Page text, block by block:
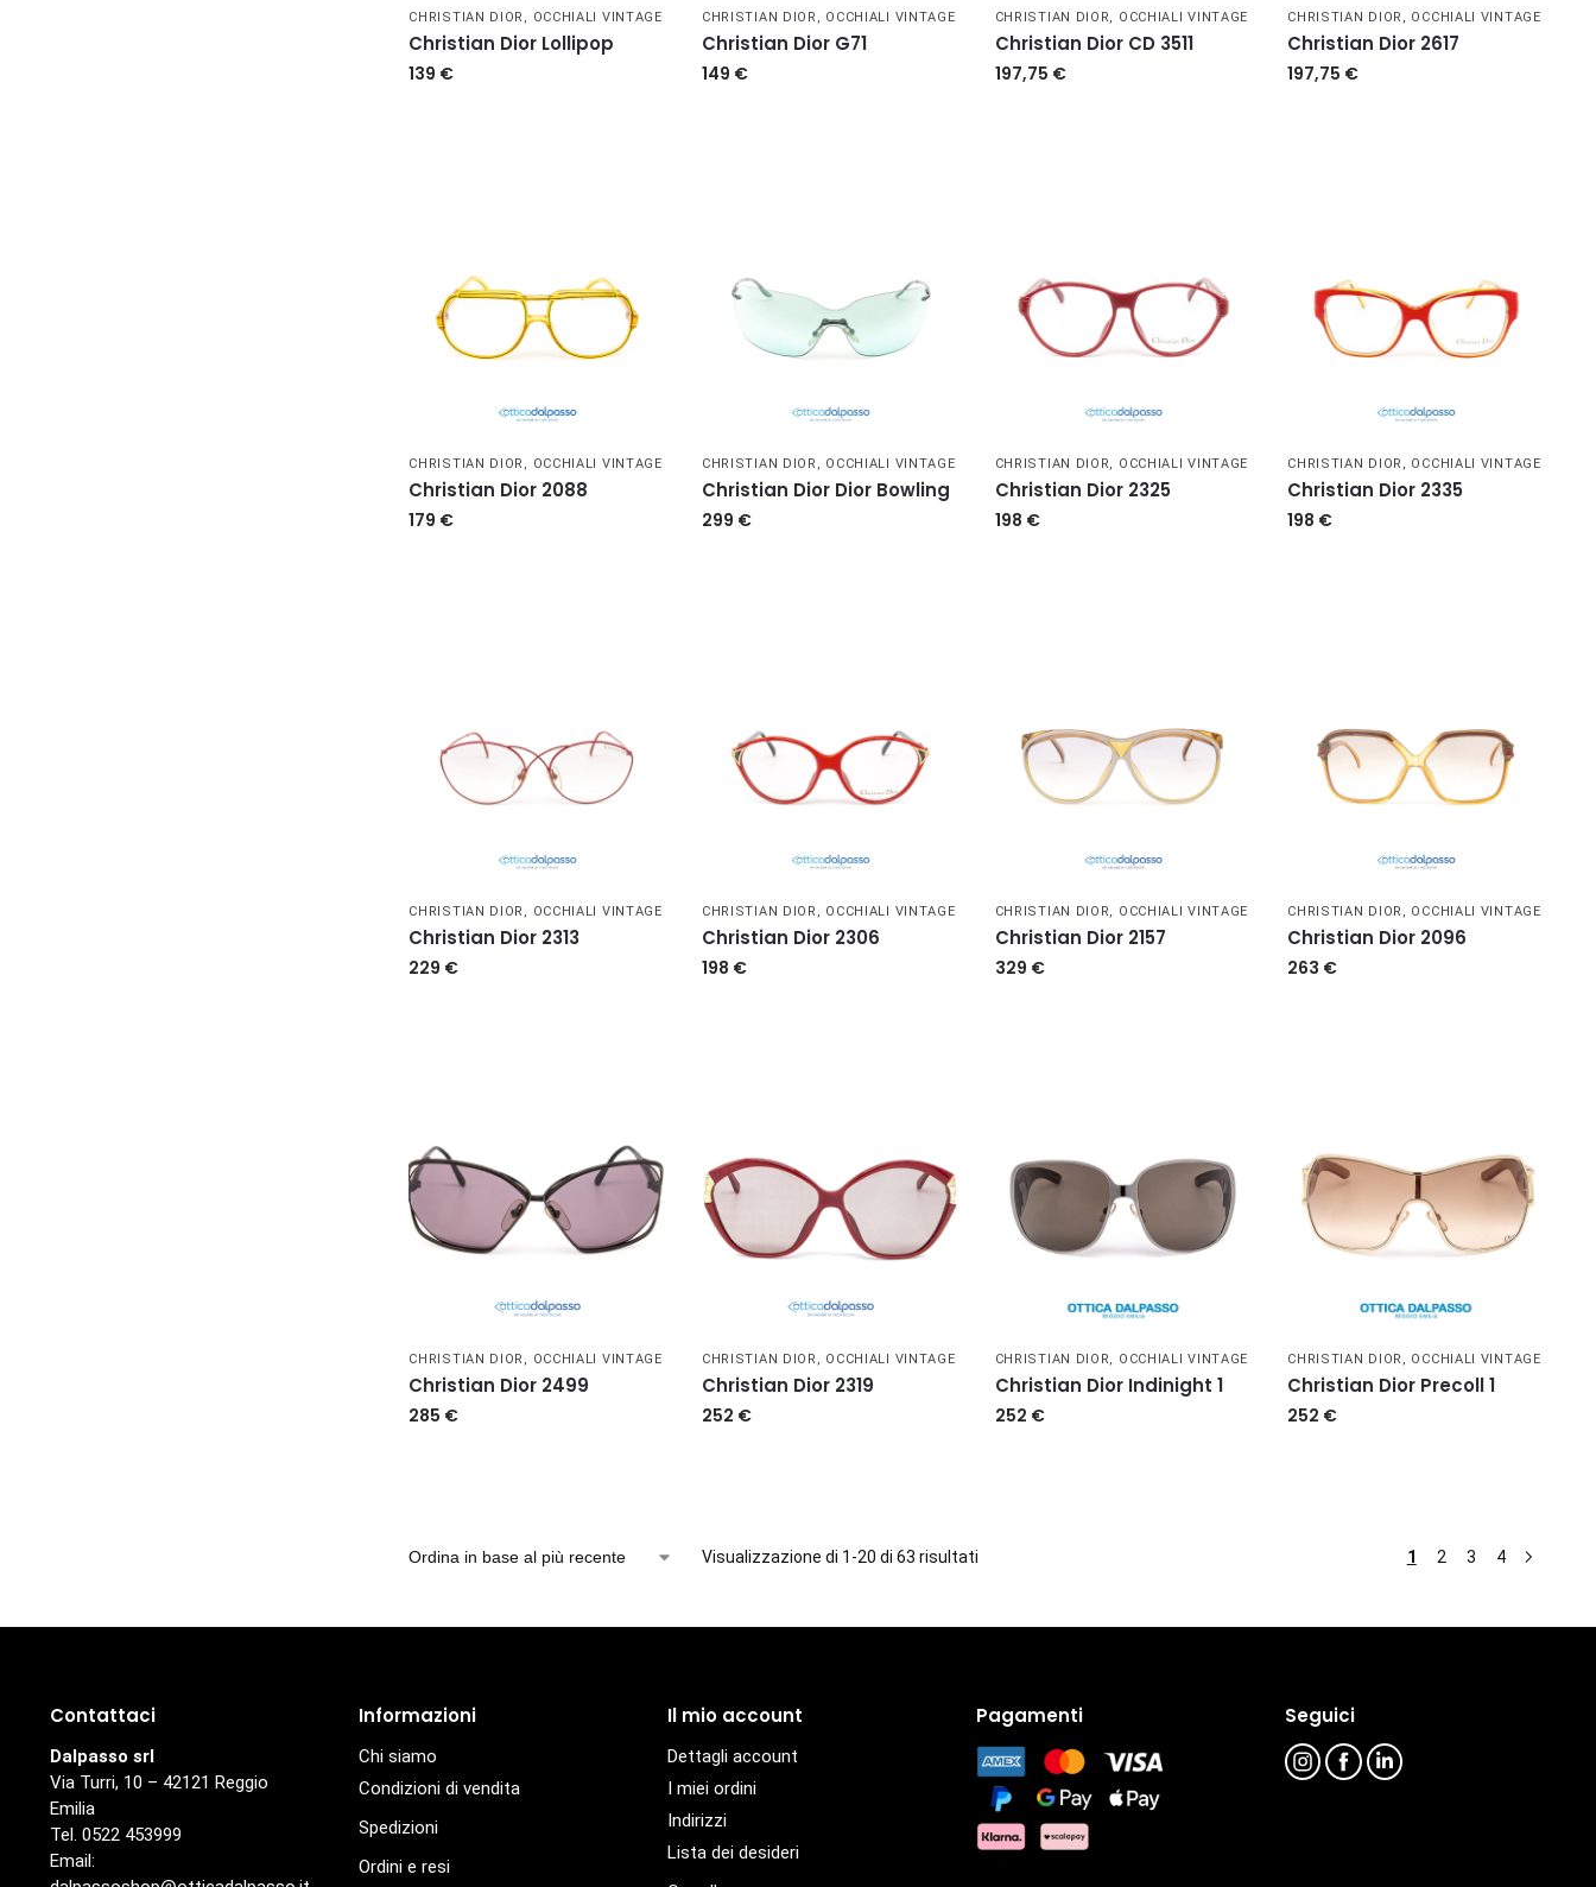
CHRISTIAN DIOR , OCCHIALI VINTAGE
Christian Dior Lollipop
139 €
CHRISTIAN DIOR , OCCHIALI VINTAGE
Christian Dior G71
149 €
CHRISTIAN DIOR, OCCHIALI VINTAGE
Christian Dior CD 3511
197,75 €
CHRISTIAN DIOR , OCCHIALI VINTAGE
Christian Dior 2617
197,75 €
CHRISTIAN DIOR , OCCHIALI VINTAGE
Christian Dior 2088
179 €
CHRISTIAN DIOR , OCCHIALI VINTAGE
Christian Dior Dior Bowling
299 €
CHRISTIAN DIOR, OCCHIALI VINTAGE
Christian Dior 2325
198 €
CHRISTIAN DIOR , OCCHIALI VINTAGE
Christian Dior 2335
198 €
CHRISTIAN DIOR , OCCHIALI VINTAGE
Christian Dior 2313
229 €
CHRISTIAN DIOR , OCCHIALI VINTAGE
Christian Dior 2306
198 €
CHRISTIAN DIOR, OCCHIALI VINTAGE
Christian Dior 2157
329 €
CHRISTIAN DIOR , OCCHIALI VINTAGE
Christian Dior 2096
263 €
CHRISTIAN DIOR , OCCHIALI VINTAGE
Christian Dior 2499
285 €
CHRISTIAN DIOR , OCCHIALI VINTAGE
Christian Dior 2319
252 €
CHRISTIAN DIOR, OCCHIALI VINTAGE
Christian Dior Indinight 1
252 €
CHRISTIAN DIOR , OCCHIALI VINTAGE
Christian Dior Precoll 1
252 €
Visualizzazione di 1-20 di 63 risultati 1 2 3 4
Contattaci
Dalpasso srl
Via Turri, 10 – 42121 Reggio
Emilia
Tel. 0522 453999
Email:
Informazioni
Chi siamo
Condizioni di vendita
Spedizioni
Ordini e resi
Il mio account
Dettagli account
I miei ordini
Indirizzi
Lista dei desideri
Pagamenti Seguici